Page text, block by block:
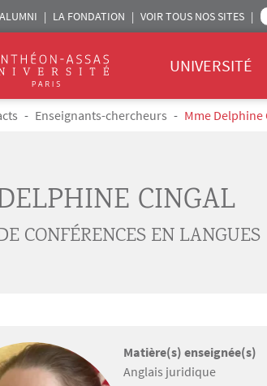
ALUMNI LA FONDATION VOIR TOUS NOS SITES
UNIVERSITÉ
Enseignants-chercheurs Mme Delphine
CINGAL
CONFÉRENCES EN LANGUES
Matière(s) enseignée(s)
Anglais juridique